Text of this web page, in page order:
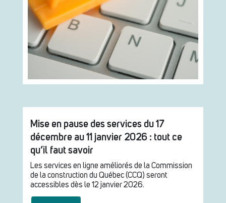
Mise en pause des services du 17
décembre au 11 janvier 2026 : tout ce
qu’il faut savoir
Les services en ligne améliorés de la Commission
de la construction du Québec (CCQ) seront
accessibles dès le 12 janvier 2026.